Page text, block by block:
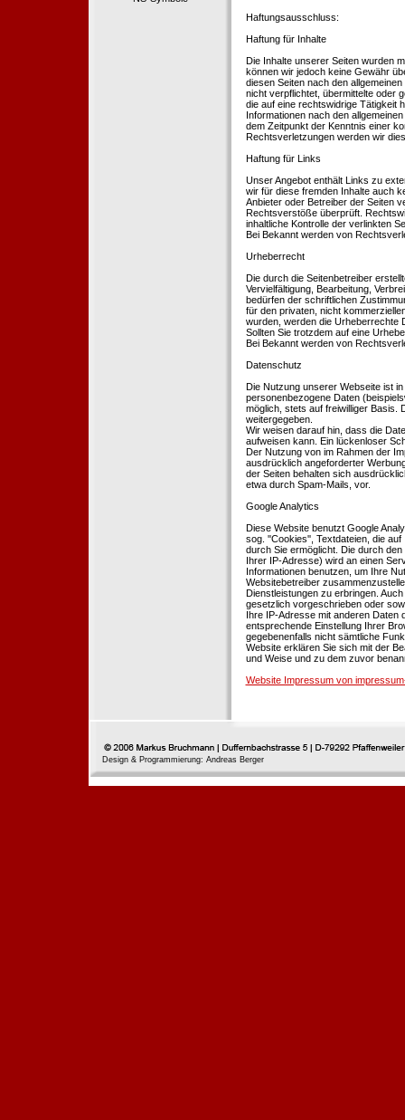
Haftungsausschluss:
Haftung für Inhalte
Die Inhalte unserer Seiten wurden
können wir jedoch keine Gewähr
diesen Seiten nach den
nicht verpflichtet, übermittelte oder
die auf eine rechtswidrige Tätigkeit
Informationen nach den
dem Zeitpunkt der Kenntnis einer
Rechtsverletzungen werden wir
Haftung für Links
Unser Angebot enthält Links zu
wir für diese fremden Inhalte auch
Anbieter oder Betreiber der Seiten
Rechtsverstöße überprüft.
inhaltliche Kontrolle der verlinkten
Bei Bekannt werden von
Urheberrecht
Die durch die Seitenbetreiber
Vervielfältigung, Bearbeitung,
bedürfen der schriftlichen
für den privaten, nicht
wurden, werden die Urheberrechte
Sollten Sie trotzdem auf eine
Bei Bekannt werden von
Datenschutz
Die Nutzung unserer Webseite ist
personenbezogene Daten
möglich, stets auf freiwilliger Basis.
weitergegeben.
Wir weisen darauf hin, dass die
aufweisen kann. Ein lückenloser
Der Nutzung von im Rahmen der
ausdrücklich angeforderter
der Seiten behalten sich
etwa durch Spam-Mails, vor.
Google Analytics
Diese Website benutzt Google
sog. ''Cookies'', Textdateien, die
durch Sie ermöglicht. Die durch
Ihrer IP-Adresse) wird an einen
Informationen benutzen, um Ihre
Websitebetreiber
Dienstleistungen zu erbringen.
gesetzlich vorgeschrieben oder
Ihre IP-Adresse mit anderen Daten
entsprechende Einstellung Ihrer
gegebenenfalls nicht sämtliche
Website erklären Sie sich mit der
und Weise und zu dem zuvor
Website Impressum von
Design & Programmierung: Andreas Berger